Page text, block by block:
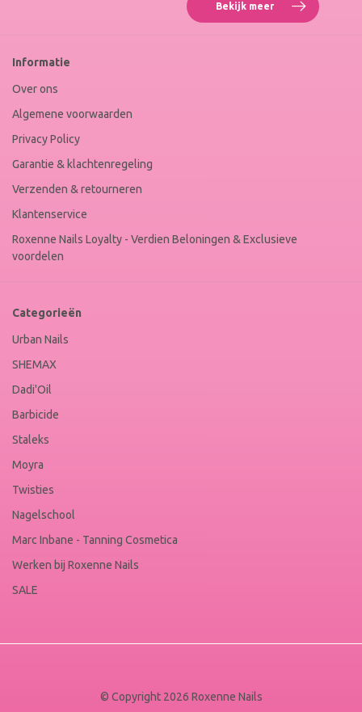
Bekijk meer Reviews
Roxenne
Informatie
Over ons
Algemene voorwaarden
Privacy Policy
Garantie & klachtenregeling
Verzenden & retourneren
Klantenservice
Roxenne Nails Loyalty - Verdien Beloningen & Exclusieve
voordelen
Categorieën
Urban Nails
SHEMAX
Dadi'Oil
Barbicide
Staleks
Moyra
Twisties
Nagelschool
Marc Inbane - Tanning Cosmetica
Werken bij Roxenne Nails
SALE
© Copyright 2026 Roxenne Nails